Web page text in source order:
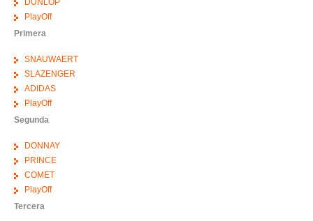
DUNLOP
PlayOff
Primera
SNAUWAERT
SLAZENGER
ADIDAS
PlayOff
Segunda
DONNAY
PRINCE
COMET
PlayOff
Tercera